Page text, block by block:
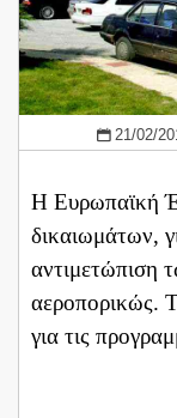
21/02/
Η Ευρωπαϊκή
δικαιωμάτων,
αντιμετώπιση
αεροπορικώς.
για τις